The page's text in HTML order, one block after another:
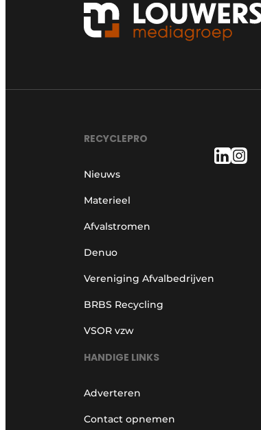
RECYCLEPRO
Nieuws
Materieel
Afvalstromen
Denuo
Vereniging Afvalbedrijven
BRBS Recycling
VSOR vzw
HANDIGE LINKS
Adverteren
Contact opnemen